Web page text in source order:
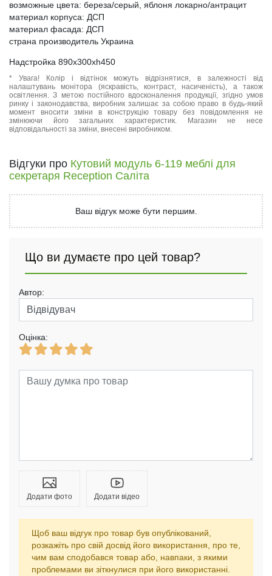
возможные цвета: береза/серый, яблоня локарно/антрацит
материал корпуса: ДСП
материал фасада: ДСП
страна производитель Украина
Надстройка 890x300xh450
* Увага! Колір і відтінок можуть відрізнятися, в залежності від
налаштувань монітора (яскравість, контраст, насиченість), а також
освітлення. З метою постійного вдосконалення продукції, згідно умов
ринку і законодавства, виробник залишає за собою право в будь-який
момент вносити зміни в конструкцію товару без повідомлення не
змінюючи його загальних характеристик. Магазин не несе
відповідальності за зміни, внесені виробником.
Відгуки про Кутовий модуль 6-119 меблі для
секретаря Reception Саліта
Ваш відгук може бути першим.
Що ви думаєте про цей товар?
Автор:
Оцінка:
Додати фото Додати відео
Щоб ваш відгук про товар був опублікований,
розкажіть про свій досвід його використання, про те,
чим вам сподобався товар або, навпаки, з якими
проблемами ви зіткнулися при його використанні.